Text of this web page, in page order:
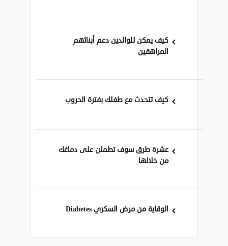
كيف يمكن للوالدين دعم أبنائهم
المراهقين
كيف تتحدث مع طفلك بفترة الحروب
عشرة طرق سوف تطمئن على دماغك
من خلالها
الوقاية من مرض السكري Diabetes